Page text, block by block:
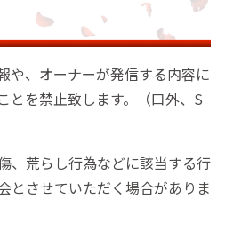
や、オーナーが発信する内容に
とを禁止致します。（口外、S
、荒らし行為などに該当する行
とさせていただく場合がありま